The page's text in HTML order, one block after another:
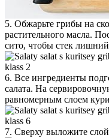
5. Обжарьте грибы на
растительного масла.
сито, чтобы стек
6. Все ингредиенты
салата. На
равномерным слоем
7. Сверху выложите